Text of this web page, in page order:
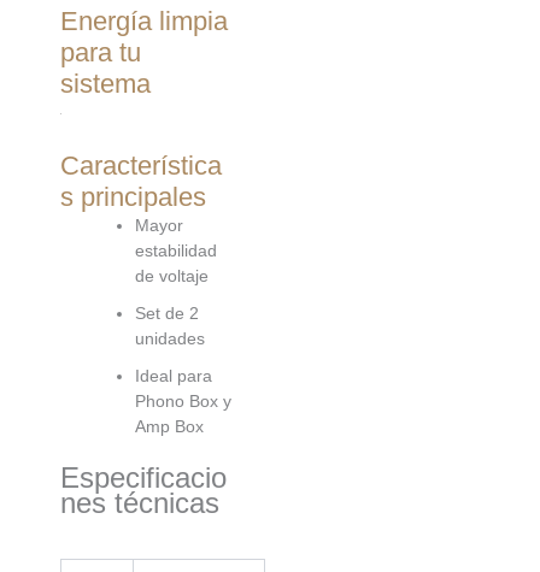
Energía limpia
para tu
sistema
Característica
s principales
Mayor
estabilidad
de voltaje
Set de 2
unidades
Ideal para
Phono Box y
Amp Box
Especificacio
nes técnicas